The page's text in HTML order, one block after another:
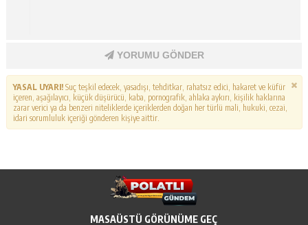
YORUMU GÖNDER
YASAL UYARI!Suç teşkil edecek, yasadışı, tehditkar, rahatsız edici, hakaret ve küfür
içeren, aşağılayıcı, küçük düşürücü, kaba, pornografik, ahlaka aykırı, kişilik haklarına
zarar verici ya da benzeri niteliklerde içeriklerden doğan her türlü mali, hukuki, cezai,
idari sorumluluk içeriği gönderen kişiye aittir.
MASAÜSTÜ GÖRÜNÜME GEÇ